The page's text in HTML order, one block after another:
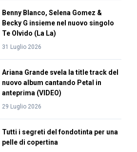
Benny Blanco, Selena Gomez &
Becky G insieme nel nuovo singolo
Te Olvido (La La)
31 Luglio 2026
Ariana Grande svela la title track del
nuovo album cantando Petal in
anteprima (VIDEO)
29 Luglio 2026
Tutti i segreti del fondotinta per una
pelle di copertina